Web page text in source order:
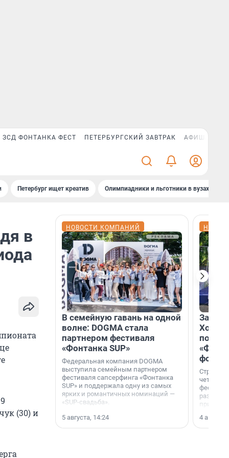
ЗСД ФОНТАНКА ФЕСТ ПЕТЕРБУРГСКИЙ ЗАВТРАК АФИША PLUS
Петербург ищет креатив Олимпиадники и льготники в вузах СПб
в
(30) и
НОВОСТИ КОМПАНИЙ
В семейную гавань на одной
волне: DOGMA стала
партнером фестиваля
«Фонтанка SUP»
Федеральная компания DOGMA
выступила семейным партнером
фестиваля сапсерфинга «Фонтанка
SUP» и поддержала одну из самых
ярких и романтичных номинаций —
«SUP-свадьба».
5 августа, 14:24
раз
4